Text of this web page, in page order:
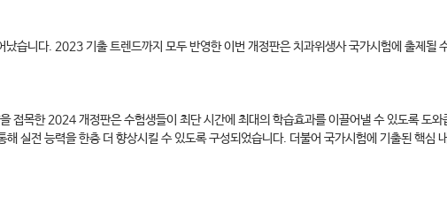
습니다. 2023 기출 트렌드까지 모두 반영한 이번 개정판은 치과위생사 국가시험에 출제될
접목한 2024 개정판은 수험생들이 최단 시간에 최대의 학습효과를 이끌어낼 수 있도록 도
실전 능력을 한층 더 향상시킬 수 있도록 구성되었습니다. 더불어 국가시험에 기출된 핵심